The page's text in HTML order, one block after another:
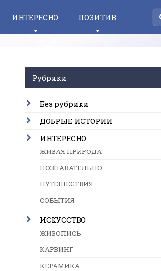
ИНТЕРЕСНО ПОЗИТИВ
Рубрики
Без рубрики
ДОБРЫЕ ИСТОРИИ
ИНТЕРЕСНО
ЖИВАЯ ПРИРОДА
ПОЗНАВАТЕЛЬНО
ПУТЕШЕСТВИЯ
СОБЫТИЯ
ИСКУССТВО
ЖИВОПИСЬ
КАРВИНГ
КЕРАМИКА